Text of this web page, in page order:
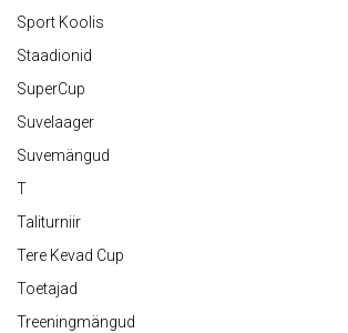
Sport Koolis
Staadionid
SuperCup
Suvelaager
Suvemängud
T
Taliturniir
Tere Kevad Cup
Toetajad
Treeningmängud